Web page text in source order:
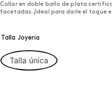
Collar en doble baño de plata
facetadas. ¡Ideal para darle el toque
Talla Joyeria
Talla única